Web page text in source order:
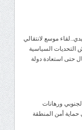
موسع لانتقالي
التحديات السياسية
حتى استعادة دولة
ورهانات
حماية أمن المنطقة